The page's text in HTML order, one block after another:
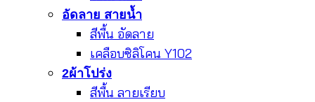
อัดลาย สายน้ำ
สีพื้น อัดลาย
เคลือบซิลิโคน Y102
2ผ้าโปร่ง
สีพื้น ลายเรียบ